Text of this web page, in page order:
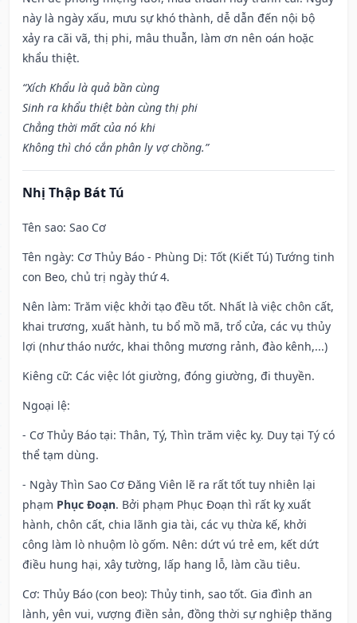
này là ngày xấu, mưu sự khó thành, dễ dẫn đến nội bộ
xảy ra cãi vã, thị phi, mâu thuẫn, làm ơn nên oán hoặc
khẩu thiệt.
“Xích Khẩu là quả bần cùng
Sinh ra khẩu thiệt bàn cùng thị phi
Chẳng thời mất của nó khi
Không thì chó cắn phân ly vợ chồng.”
Nhị Thập Bát Tú
Tên sao: Sao Cơ
Tên ngày: Cơ Thủy Báo - Phùng Dị: Tốt (Kiết Tú) Tướng tinh
con Beo, chủ trị ngày thứ 4.
Nên làm: Trăm việc khởi tạo đều tốt. Nhất là việc chôn cất,
khai trương, xuất hành, tu bổ mồ mã, trổ cửa, các vụ thủy
lợi (như tháo nước, khai thông mương rảnh, đào kênh,...)
Kiêng cữ: Các việc lót giường, đóng giường, đi thuyền.
Ngoại lệ:
- Cơ Thủy Báo tại: Thân, Tý, Thìn trăm việc kỵ. Duy tại Tý có
thể tạm dùng.
- Ngày Thìn Sao Cơ Đăng Viên lẽ ra rất tốt tuy nhiên lại
phạm Phục Đoạn. Bởi phạm Phục Đoạn thì rất kỵ xuất
hành, chôn cất, chia lãnh gia tài, các vụ thừa kế, khởi
công làm lò nhuộm lò gốm. Nên: dứt vú trẻ em, kết dứt
điều hung hại, xây tường, lấp hang lỗ, làm cầu tiêu.
Cơ: Thủy Báo (con beo): Thủy tinh, sao tốt. Gia đình an
lành, yên vui, vượng điền sản, đồng thời sự nghiệp thăng